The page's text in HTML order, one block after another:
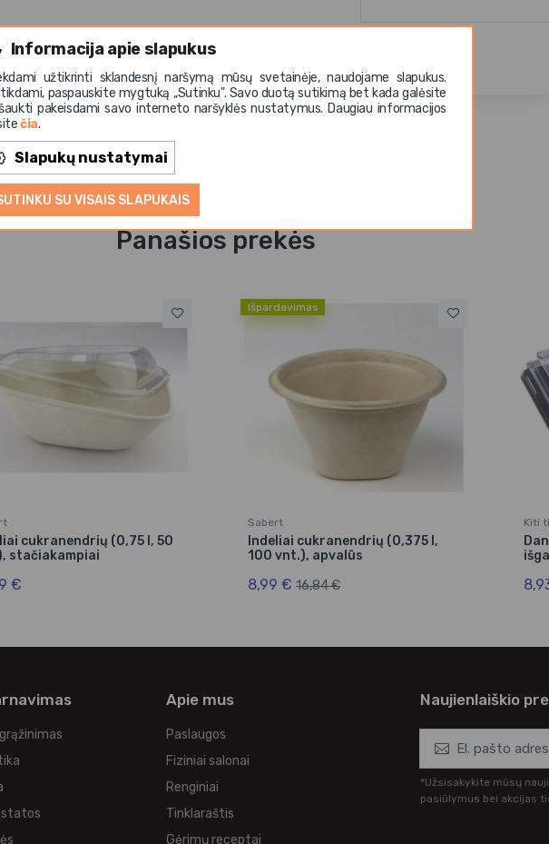
Informacija apie slapukus
užtikrinti sklandesnį naršymą mūsų svetainėje, naudojame slapukus.
paspauskite mygtuką ,,Sutinku". Savo duotą sutikimą bet kada galėsite
pakeisdami savo interneto naršyklės nustatymus. Daugiau informacijos
čia.
Slapukų nustatymai
SU VISAIS SLAPUKAIS
Panašios prekės
cukranendrių (0,75 l, 50
stačiakampiai
€
Išpardavimas
Sabert
Indeliai cukranendrių (0,375 l,
100 vnt.), apvalūs
8,99 € 16,84 €
Kiti
Apie mus
Paslaugos
Fiziniai salonai
Renginiai
Tinklaraštis
Gėrimų receptai
Naujienlaiškio
*Užsisakykite mūsų
pasiūlymus bei akcijas